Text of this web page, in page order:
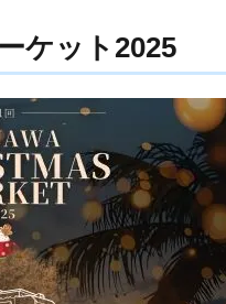
ケット2025